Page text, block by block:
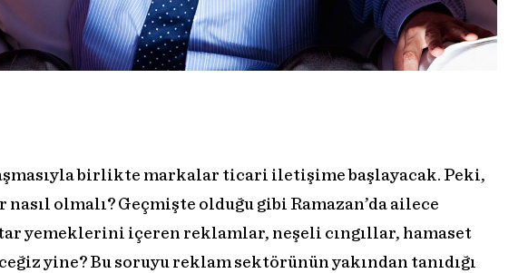
birlikte markalar ticari iletişime başlayacak. Peki,
olmalı? Geçmişte olduğu gibi Ramazan’da ailece
yemeklerini içeren reklamlar, neşeli cıngıllar, hamaset
yine? Bu soruyu reklam sektörünün yakından tanıdığı